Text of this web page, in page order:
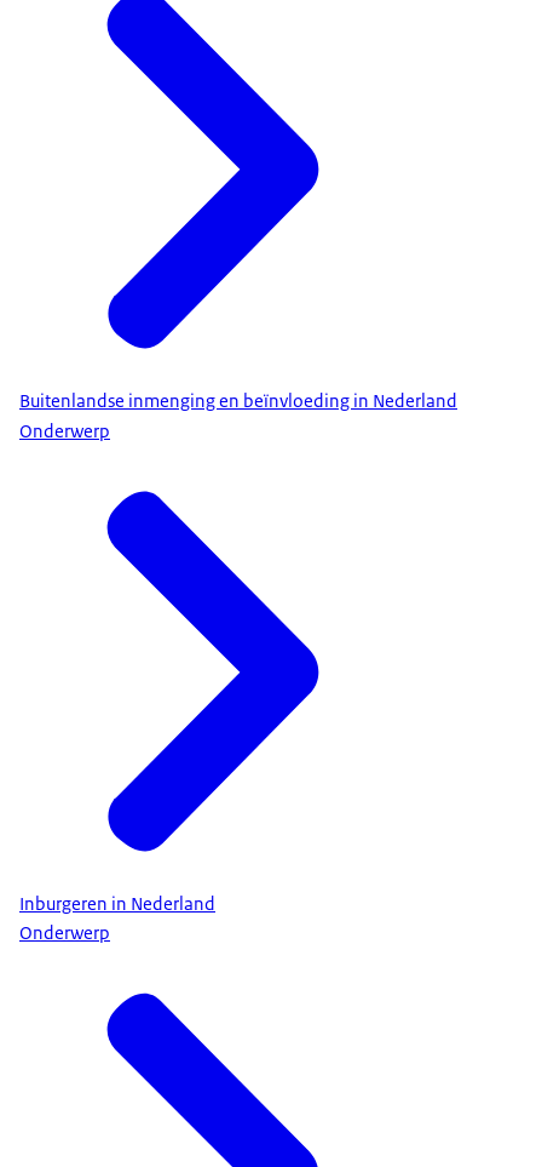
Buitenlandse inmenging en beïnvloeding in Nederland
Onderwerp
Inburgeren in Nederland
Onderwerp